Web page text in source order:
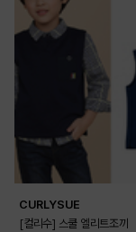
CURLYSUE
[컬리수] 스쿨 엘리트조끼